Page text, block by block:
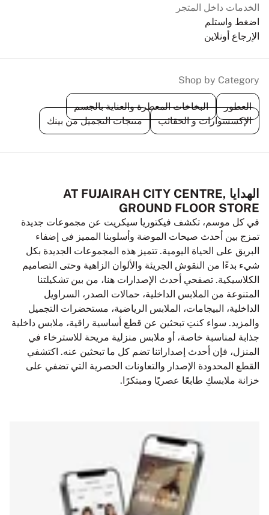
الخدمات داخل المتجر
اضغط واستلم
الإرجاع أونلاين
Shop by Category
العطور
البخاخات المعطرة والعناية بالجسم
الإكسسوارات و الحقائب
منتجات التجميل من بينك
الهدايا AT FUJAIRAH CITY CENTRE,
GROUND FLOOR STORE
في كل موسم، تكشف فيكتوريا سيكريت عن مجموعات جديدة
تمزج بين أحدث صيحات الموضة وأسلوبنا المميز في إضفاء
البريق على الحياة اليومية. تتميز هذه المجموعات الجديدة بكل
شيء بدءًا من النقوش الجريئة والألوان الزاهية وحتى التصاميم
الكلاسيكية. تصفحي أحدث الإصدارات هنا، من بين تشكيلتنا
المتنوعة من الملابس الداخلية، حمالات الصدر، السراويل
الداخلية، البيجامات، الملابس الرياضية، مستحضرات التجميل
والمزيد. سواء كنتِ تبحثين عن قطع أساسية راقية، ملابس داخلية
جذابة لمناسبة خاصة، أو ملابس منزلية مريحة للاسترخاء في
المنزل، فإن أحدث إصداراتنا تضم كل ما تبحثين عنه. اكتشفي
القطع المحدودة الإصدار والتعاونات الحصرية التي تضفي على
خزانة ملابسكِ طابعًا عصريًا ومبتكرًا.